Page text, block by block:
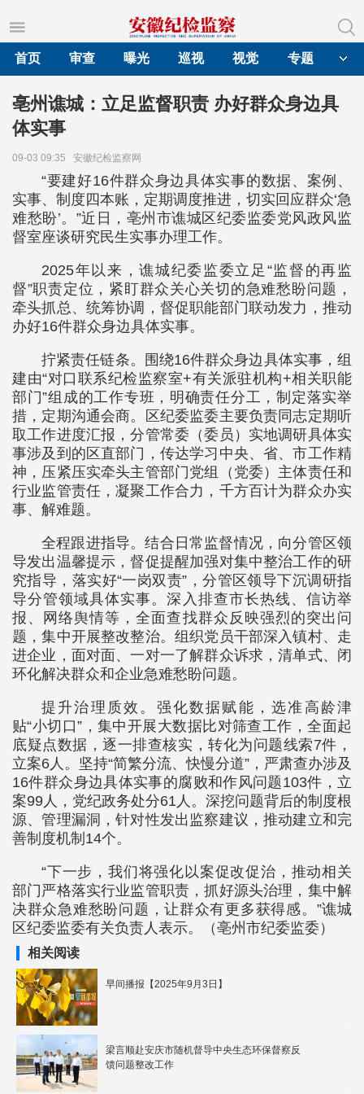
首页
审查 曝光 巡视 视觉 专题
亳州谯城：立足监督职责 办好群众身边具
体实事
09-03 09:35 安徽纪检监察网
“要建好16件群众身边具体实事的数据、案例、
实事、制度四本账，定期调度推进，切实回应群众‘急
难愁盼’。”近日，亳州市谯城区纪委监委党风政风监
督室座谈研究民生实事办理工作。
2025年以来，谯城纪委监委立足“监督的再监
督”职责定位，紧盯群众关心关切的急难愁盼问题，
牵头抓总、统筹协调，督促职能部门联动发力，推动
办好16件群众身边具体实事。
拧紧责任链条。围绕16件群众身边具体实事，组
建由“对口联系纪检监察室+有关派驻机构+相关职能
部门”组成的工作专班，明确责任分工，制定落实举
措，定期沟通会商。区纪委监委主要负责同志定期听
取工作进度汇报，分管常委（委员）实地调研具体实
事涉及到的区直部门，传达学习中央、省、市工作精
神，压紧压实牵头主管部门党组（党委）主体责任和
行业监管责任，凝聚工作合力，千方百计为群众办实
事、解难题。
全程跟进指导。结合日常监督情况，向分管区领
导发出温馨提示，督促提醒加强对集中整治工作的研
究指导，落实好“一岗双责”，分管区领导下沉调研指
导分管领域具体实事。深入排查市长热线、信访举
报、网络舆情等，全面查找群众反映强烈的突出问
题，集中开展整改整治。组织党员干部深入镇村、走
进企业，面对面、一对一了解群众诉求，清单式、闭
环化解决群众和企业急难愁盼问题。
提升治理质效。强化数据赋能，选准高龄津
贴“小切口”，集中开展大数据比对筛查工作，全面起
底疑点数据，逐一排查核实，转化为问题线索7件，
立案6人。坚持“简繁分流、快慢分道”，严肃查办涉及
16件群众身边具体实事的腐败和作风问题103件，立
案99人，党纪政务处分61人。深挖问题背后的制度根
源、管理漏洞，针对性发出监察建议，推动建立和完
善制度机制14个。
“下一步，我们将强化以案促改促治，推动相关
部门严格落实行业监管职责，抓好源头治理，集中解
决群众急难愁盼问题，让群众有更多获得感。”谯城
区纪委监委有关负责人表示。（亳州市纪委监委）
相关阅读
早间播报【2025年9月3日】
梁言顺赴安庆市随机督导中央生态环保督察反
馈问题整改工作